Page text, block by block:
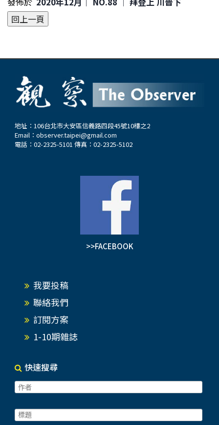
地址：106台北市大安區信義路四段45號10樓之2
Email： observer.taipei@gmail.com
電話：02-2325-5101 傳真：02-2325-5102
>>FACEBOOK
我要投稿
聯絡我們
訂閱方案
1-10期雜誌
快速搜尋